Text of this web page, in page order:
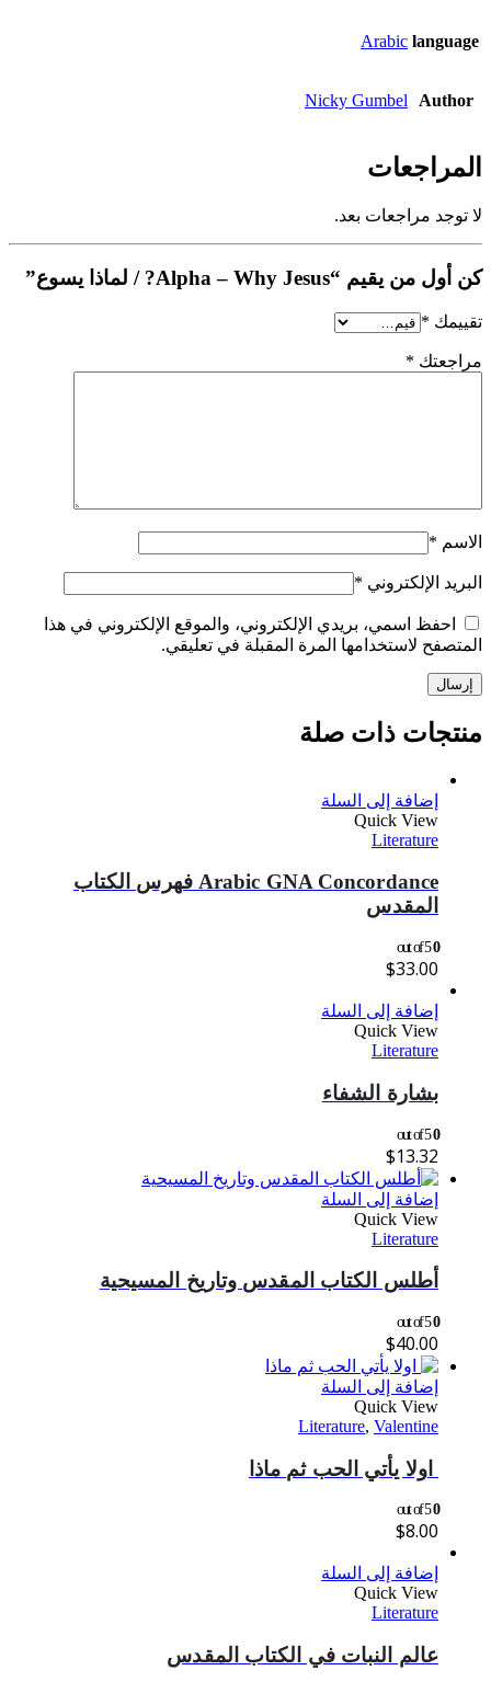
language
Arabic
Author
Nicky Gumbel
المراجعات
لا توجد مراجعات بعد.
كن أول من يقيم “Alpha – Why Jesus? / لماذا يسوع”
تقييمك *
مراجعتك *
الاسم *
البريد الإلكتروني *
احفظ اسمي، بريدي الإلكتروني، والموقع الإلكتروني في هذا
المتصفح لاستخدامها المرة المقبلة في تعليقي.
منتجات ذات صلة
إضافة إلى السلة
Quick View
Literature
Arabic GNA Concordance فهرس الكتاب
المقدس
0
out of 5
$33.00
إضافة إلى السلة
Quick View
Literature
بشارة الشفاء
0
out of 5
$13.32
إضافة إلى السلة
Quick View
Literature
أطلس الكتاب المقدس وتاريخ المسيحية
0
out of 5
$40.00
إضافة إلى السلة
Quick View
Literature, Valentine
اولا يأتي الحب ثم ماذا
0
out of 5
$8.00
إضافة إلى السلة
Quick View
Literature
عالم النبات في الكتاب المقدس